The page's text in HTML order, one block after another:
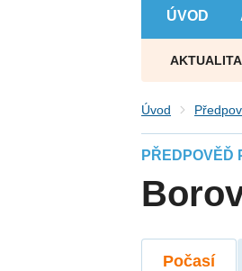
ÚVOD
Úvod
PŘEDPOVĚĎ
Počasí